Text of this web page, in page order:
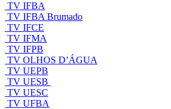
TV IFBA
TV IFBA Brumado
TV IFCE
TV IFMA
TV IFPB
TV OLHOS D’ÁGUA
TV UEPB
TV UESB
TV UESC
TV UFBA